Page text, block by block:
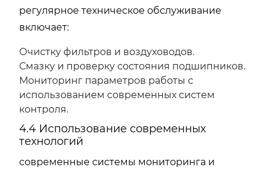
регулярное техническое обслуживание
включает:
Очистку фильтров и воздуховодов.
Смазку и проверку состояния подшипников.
Мониторинг параметров работы с
использованием современных систем
контроля.
4.4 Использование современных
технологий
современные системы мониторинга и